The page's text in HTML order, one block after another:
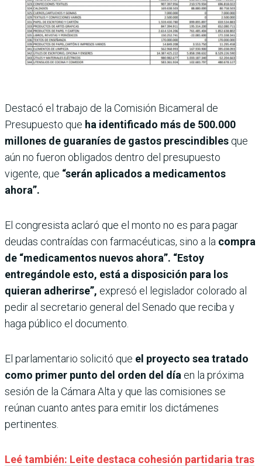
Destacó el trabajo de la Comisión Bicameral de
Presupuesto que ha identificado más de 500.000
millones de guaraníes de gastos prescindibles que
aún no fueron obligados dentro del presupuesto
vigente, que “serán aplicados a medicamentos
ahora”.
El congresista aclaró que el monto no es para pagar
deudas contraídas con farmacéuticas, sino a la compra
de “medicamentos nuevos ahora”. “Estoy
entregándole esto, está a disposición para los
quieran adherirse”, expresó el legislador colorado al
pedir al secretario general del Senado que reciba y
haga público el documento.
El parlamentario solicitó que el proyecto sea tratado
como primer punto del orden del día en la próxima
sesión de la Cámara Alta y que las comisiones se
reúnan cuanto antes para emitir los dictámenes
pertinentes.
Leé también: Leite destaca cohesión partidaria tras